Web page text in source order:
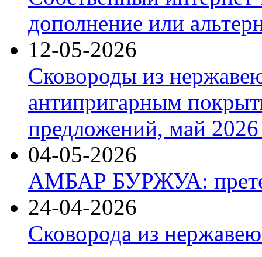
дополнение или
12-05-2026
Сковороды из
антипригарным
предложений, май 2026
04-05-2026
АМБАР БУРЖУА:
24-04-2026
Сковорода из